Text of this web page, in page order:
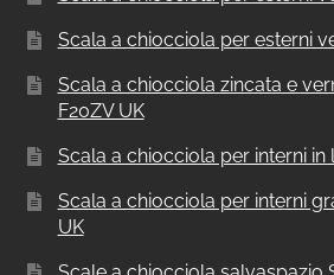
Scala a chiocciola per esterni
Scala a chiocciola zincata e
F20ZV UK
Scala a chiocciola per interni in
Scala a chiocciola per interni
UK